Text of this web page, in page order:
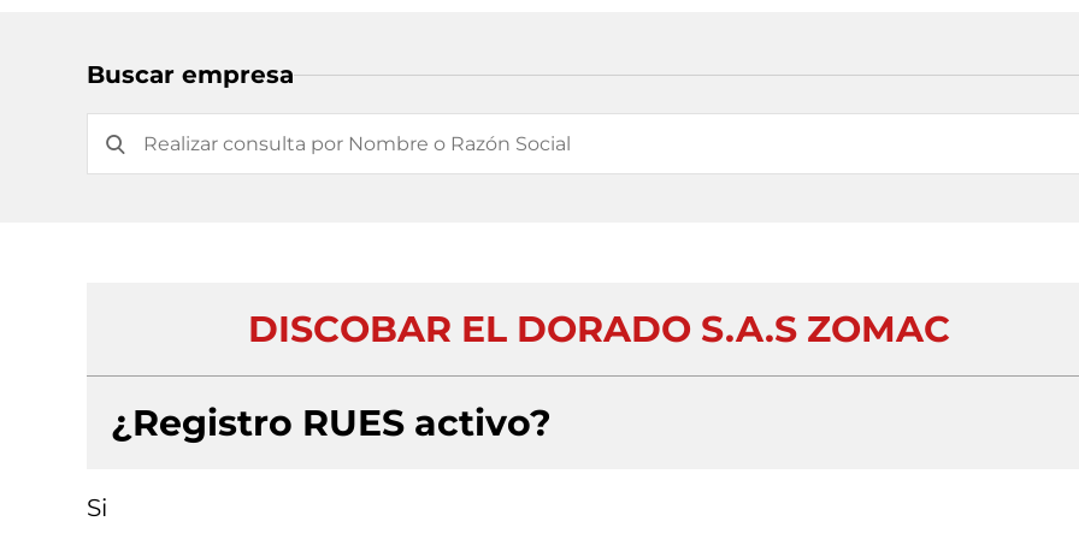
Buscar empresa
DISCOBAR EL DORADO S.A.S ZOMAC
¿Registro RUES activo?
Si